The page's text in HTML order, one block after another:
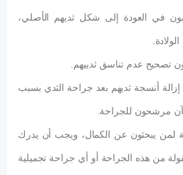
في العودة إلى شكل ثديهم الأصلي،
عدم تناسق ثدييهم.
أنسجة ثديهم بعد جراحة الثدي بسبب
مرشحون للجراحة.
لمن يبحثون عن الكمال، ويجب أن يدرك
من هذه الجراحة أو أي جراحة تجميلية